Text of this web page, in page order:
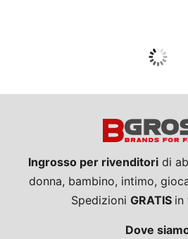
Guarda tutto
Ingrosso per rivenditoridi
donna, bambino, intimo,
Spedizioni GRATIS in
Dove